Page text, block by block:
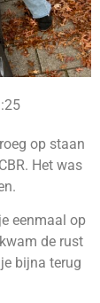
op staan
Het was
eenmaal op
de rust
bijna terug